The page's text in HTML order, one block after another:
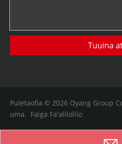
Tuuina
Puletaofia © 2026 Oyang Group
uma. Faiga Fa'alilolilo